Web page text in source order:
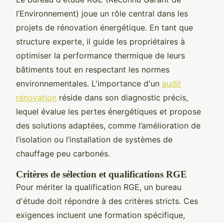
l’Environnement) joue un rôle central dans les
projets de rénovation énergétique. En tant que
structure experte, il guide les propriétaires à
optimiser la performance thermique de leurs
bâtiments tout en respectant les normes
environnementales. L'importance d'un audit
rénovation réside dans son diagnostic précis,
lequel évalue les pertes énergétiques et propose
des solutions adaptées, comme l’amélioration de
l’isolation ou l’installation de systèmes de
chauffage peu carbonés.
Critères de sélection et qualifications RGE
Pour mériter la qualification RGE, un bureau
d'étude doit répondre à des critères stricts. Ces
exigences incluent une formation spécifique,